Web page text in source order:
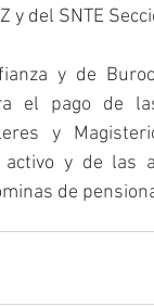
y del SNTE
y de
el pago de
y
y de las
de